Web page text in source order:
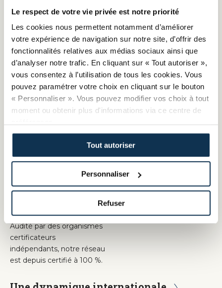
Le respect de votre vie privée est notre priorité
Les cookies nous permettent notamment d’améliorer
votre expérience de navigation sur notre site, d’offrir des
fonctionnalités relatives aux médias sociaux ainsi que
d’analyser notre trafic. En cliquant sur « Tout autoriser »,
vous consentez à l’utilisation de tous les cookies. Vous
pouvez paramétrer votre choix en cliquant sur le bouton
« Personnaliser ». Vous pouvez modifier vos choix à tout
moment ou obtenir plus d'informations via ce centre de
Tout autoriser
Personnaliser
Refuser
Un peu d'histoire
De la création des
chambres de métiers
jusqu'au nouveau nom
CMA France
Notre
régionalisation
Voir plus grand pour agir
plus près !
Une certification
formations
Audité par des organismes
certificateurs
indépendants, notre réseau
est depuis certifié à 100 %.